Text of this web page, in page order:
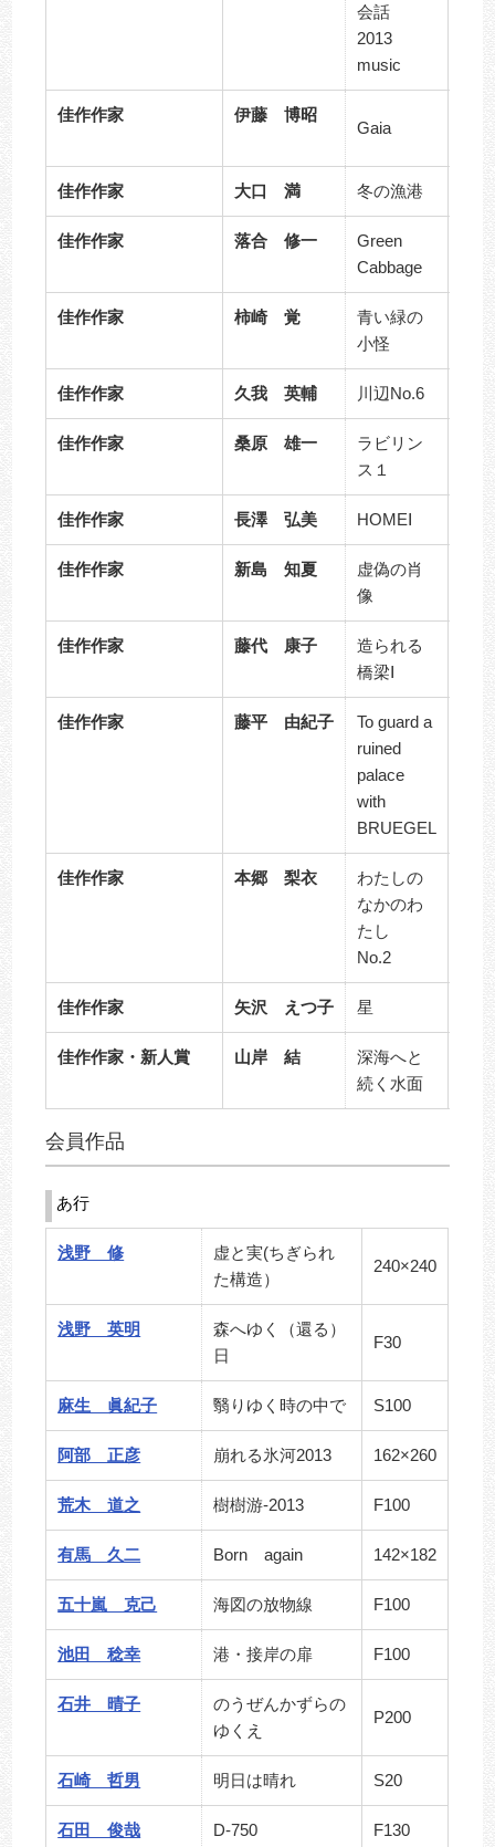
会話
2013
music
佳作作家 伊藤 博昭
Gaia
佳作作家 大口 満 冬の漁港
佳作作家 落合 修一
Green
Cabbage
佳作作家 柿崎 覚
青い緑の
小怪
佳作作家 久我 英輔 川辺No.6
佳作作家 桑原 雄一
ラビリン
ス１
佳作作家 長澤 弘美 HOMEⅠ
佳作作家 新島 知夏
虚偽の肖
像
佳作作家 藤代 康子
造られる
橋梁Ⅰ
佳作作家 藤平 由紀子
To guard a
ruined
palace
with
BRUEGEL
佳作作家 本郷 梨衣
わたしの
なかのわ
たし
No.2
佳作作家 矢沢 えつ子 星
佳作作家・新人賞 山岸 結
深海へと
続く水面
会員作品
あ行
浅野 修
虚と実(ちぎられ
た構造）
240×240
浅野 英明
森へゆく（還る）
日
F30
麻生 眞紀子 翳りゆく時の中で S100
阿部 正彦 崩れる氷河2013 162×260
荒木 道之 樹樹游-2013 F100
有馬 久二 Born again 142×182
五十嵐 克己 海図の放物線 F100
池田 稔幸 港・接岸の扉 F100
石井 晴子
のうぜんかずらの
ゆくえ
P200
石崎 哲男 明日は晴れ S20
石田 俊哉 D-750 F130